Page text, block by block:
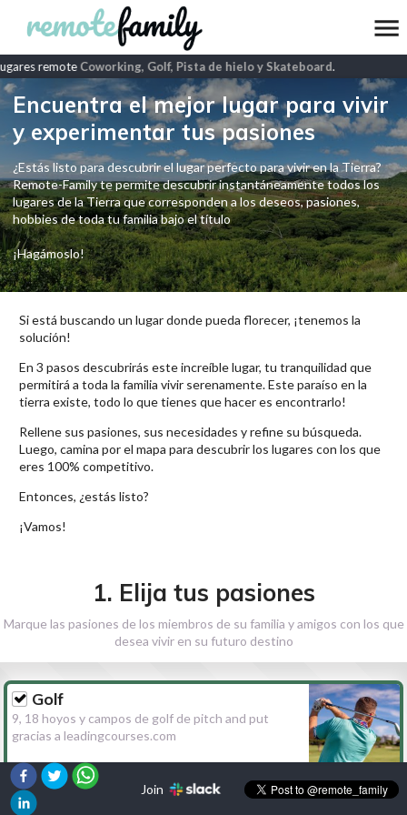
remoteCoworking, Golf, Pista de hielo y Skateboard.
Encuentra el mejor lugar para vivir
y experimentar tus pasiones
¿Estás listo para descubrir el lugar perfecto para vivir en la Tierra?
Remote-Family te permite descubrir instantáneamente todos los
lugares de la Tierra que corresponden a los deseos, pasiones,
hobbies de toda tu familia bajo el título
¡Hagámoslo!
Si está buscando un lugar donde pueda florecer, ¡tenemos la
solución!
En 3 pasos descubrirás este increíble lugar, tu tranquilidad que
permitirá a toda la familia vivir serenamente. Este paraíso en la
tierra existe, todo lo que tienes que hacer es encontrarlo!
Rellene sus pasiones, sus necesidades y refine su búsqueda.
Luego, camina por el mapa para descubrir los lugares con los que
eres 100% competitivo.
Entonces, ¿estás listo?
¡Vamos!
1. Elija tus pasiones
Marque las pasiones de los miembros de su familia y amigos con los que
desea vivir en su futuro destino
Golf
9, 18 hoyos y campos de golf de pitch and put
gracias a leadingcourses.com
Senderismo
Join